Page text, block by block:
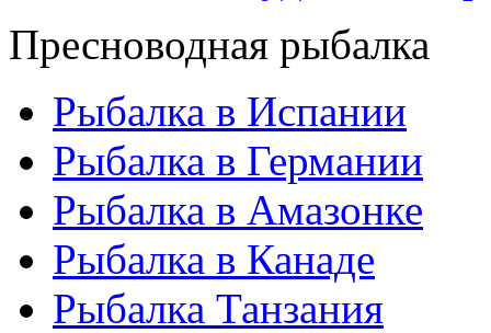
Пресноводная рыбалка
Рыбалка в Испании
Рыбалка в Германии
Рыбалка в Амазонке
Рыбалка в Канаде
Рыбалка Танзания